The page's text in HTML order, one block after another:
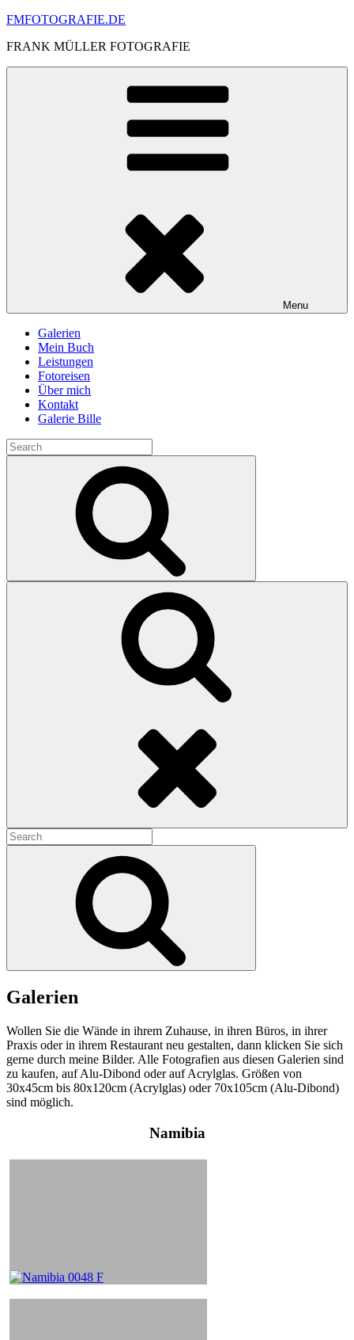
Skip
content
FMFOTOGRAFIE.DE
FRANK MÜLLER FOTOGRAFIE
Menu
Galerien
Mein Buch
Leistungen
Fotoreisen
Über mich
Kontakt
Galerie Bille
Search
for:
Search
for:
Galerien
Wollen Sie die Wände in ihrem Zuhause, in ihren Büros, in ihrer
Praxis oder in ihrem Restaurant neu gestalten, dann klicken Sie sich
gerne durch meine Bilder. Alle Fotografien aus diesen Galerien sind
zu kaufen, auf Alu-Dibond oder auf Acrylglas. Größen von
30x45cm bis 80x120cm (Acrylglas) oder 70x105cm (Alu-Dibond)
sind möglich.
Namibia